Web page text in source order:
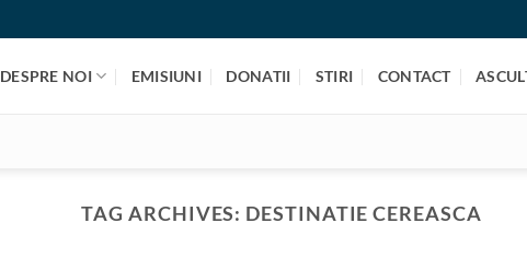
DESPRE NOI EMISIUNI DONATII STIRI CONTACT
TAG ARCHIVES: DESTINATIE CEREASCA